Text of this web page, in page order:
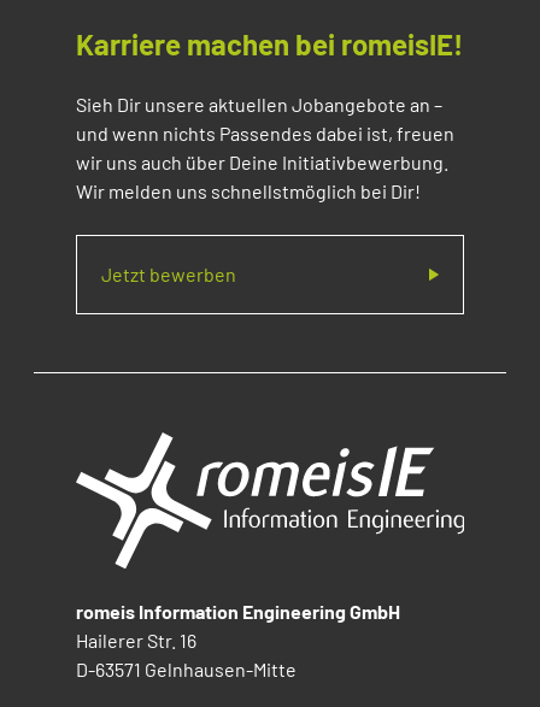
Karriere machen bei romeisIE!
Sieh Dir unsere aktuellen Jobangebote an –
und wenn nichts Passendes dabei ist, freuen
wir uns auch über Deine Initiativbewerbung.
Wir melden uns schnellstmöglich bei Dir!
Jetzt bewerben
romeis Information Engineering GmbH
Hailerer Str. 16
D-63571 Gelnhausen-Mitte